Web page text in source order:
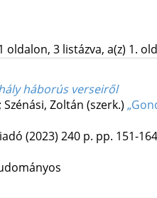
oldalon, 3 listázva, a(z) 1.
háborús verseiről
Zoltán (szerk.)
(2023) 240 p. pp. 151-